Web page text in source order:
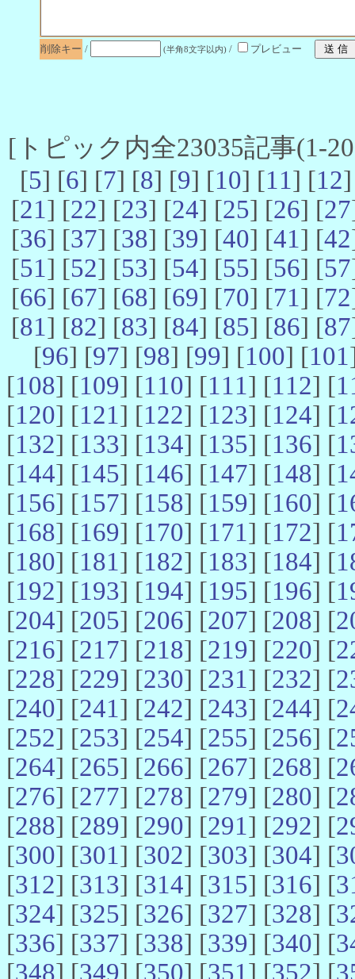
削除キー / (半角8文字以内) / プレビュー
[トピック内全23035記事(1-
[5] [6] [7] [8] [9] [10] [11] [12
[21] [22] [23] [24] [25] [26] [27
[36] [37] [38] [39] [40] [41] [42
[51] [52] [53] [54] [55] [56] [57
[66] [67] [68] [69] [70] [71] [72
[81] [82] [83] [84] [85] [86] [87
[96] [97] [98] [99] [100] [101
[108] [109] [110] [111] [112] [
[120] [121] [122] [123] [124] [
[132] [133] [134] [135] [136] [
[144] [145] [146] [147] [148] [
[156] [157] [158] [159] [160] [
[168] [169] [170] [171] [172] [
[180] [181] [182] [183] [184] [
[192] [193] [194] [195] [196] [
[204] [205] [206] [207] [208] [
[216] [217] [218] [219] [220] [
[228] [229] [230] [231] [232] [
[240] [241] [242] [243] [244] [
[252] [253] [254] [255] [256] [
[264] [265] [266] [267] [268] [
[276] [277] [278] [279] [280] [
[288] [289] [290] [291] [292] [
[300] [301] [302] [303] [304] [
[312] [313] [314] [315] [316] [
[324] [325] [326] [327] [328] [
[336] [337] [338] [339] [340] [
[348] [349] [350] [351] [352] [